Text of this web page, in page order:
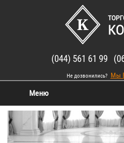
(044) 561 61 99
Не дозвонились? Мы
Меню